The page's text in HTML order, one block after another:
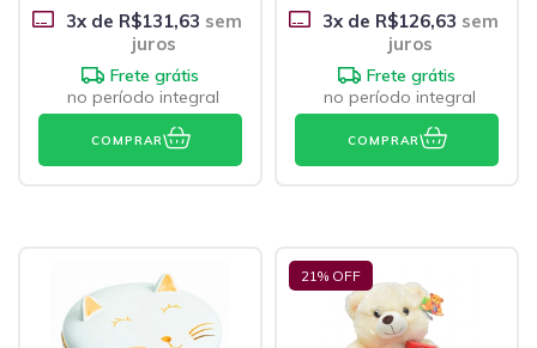
3x de R$131,63 sem
juros
Frete grátis
no período integral
COMPRAR
3x de R$126,63 sem
juros
Frete grátis
no período integral
COMPRAR
21% OFF